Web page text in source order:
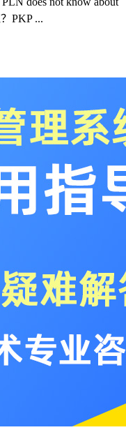
PKP ...